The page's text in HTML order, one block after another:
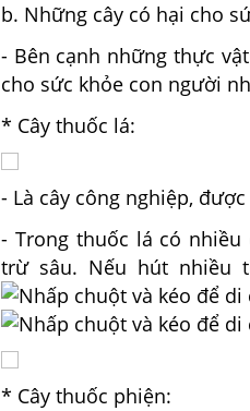
b. Những cây có hại cho
- Bên cạnh những thực
cho sức khỏe con người
* Cây thuốc lá:
- Là cây công nghiệp,
- Trong thuốc lá có
trừ sâu. Nếu hút nhiều
* Cây thuốc phiện: